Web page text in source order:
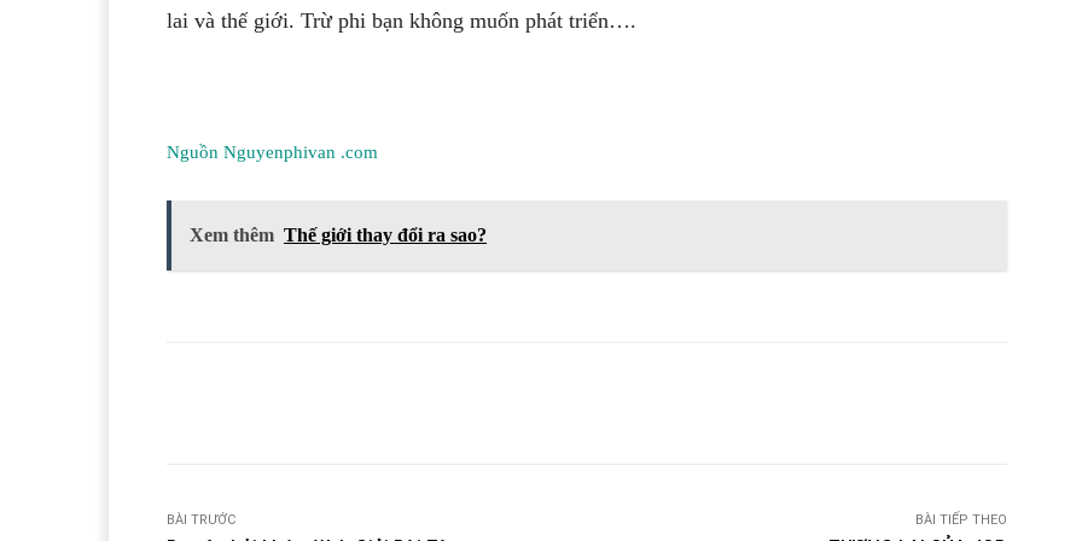
lai và thế giới. Trừ phi bạn không muốn phát triển….
Nguồn Nguyenphivan .com
Xem thêm Thế giới thay đổi ra sao?
BÀI TRƯỚC BÀI TIẾP THEO